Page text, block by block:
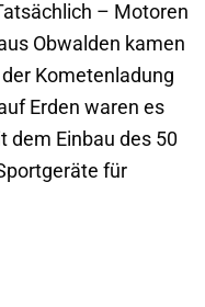
– Motoren
Obwalden kamen
Kometenladung
Erden waren es
dem Einbau des 50
für